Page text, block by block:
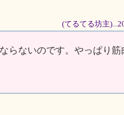
(てるてる坊主
らないのです。やっぱり